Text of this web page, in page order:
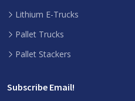
Lithium E-Trucks
Pallet Trucks
Pallet Stackers
Subscribe Email!